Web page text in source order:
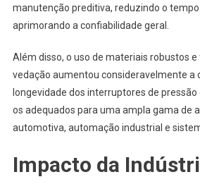
manutenção preditiva, reduzindo o
aprimorando a confiabilidade geral.
Além disso, o uso de materiais robustos
vedação aumentou consideravelmente a
longevidade dos interruptores de
os adequados para uma ampla gama de
automotiva, automação industrial e
Impacto da